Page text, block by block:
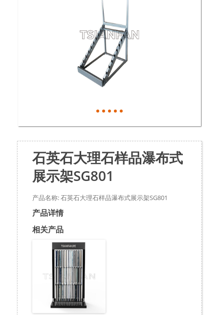
石英石大理石样品瀑布式
展示架SG801
产品名称: 石英石大理石样品瀑布式展示架SG801
产品详情
相关产品